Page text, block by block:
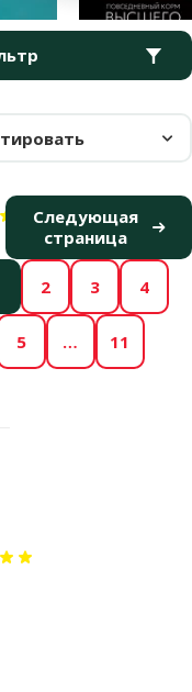
кошек
оценок: 1
оценок: 1
2 3 4
5 … 11
Следующая
страница